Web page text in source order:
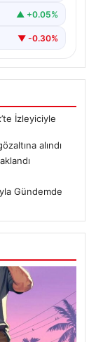
▲ +0.05%
▼ -0.30%
İzleyiciyle
alındı
Gündemde